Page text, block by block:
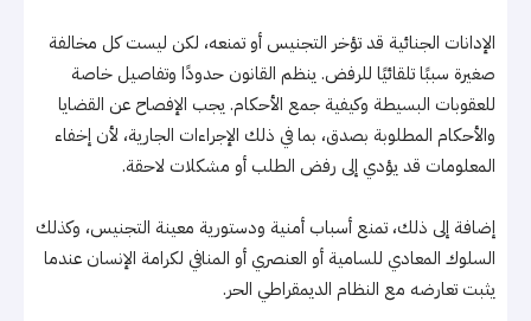
الإدانات الجنائية قد تؤخر التجنيس أو تمنعه، لكن ليست كل مخالفة
صغيرة سببًا تلقائيًا للرفض. ينظم القانون حدودًا وتفاصيل خاصة
للعقوبات البسيطة وكيفية جمع الأحكام. يجب الإفصاح عن القضايا
والأحكام المطلوبة بصدق، بما في ذلك الإجراءات الجارية، لأن إخفاء
المعلومات قد يؤدي إلى رفض الطلب أو مشكلات لاحقة.
إضافة إلى ذلك، تمنع أسباب أمنية ودستورية معينة التجنيس، وكذلك
السلوك المعادي للسامية أو العنصري أو المنافي لكرامة الإنسان عندما
يثبت تعارضه مع النظام الديمقراطي الحر.